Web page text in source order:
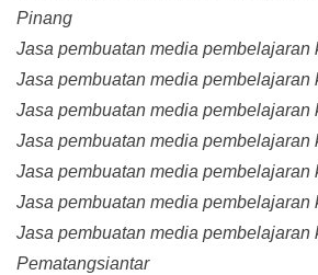
Pinang
Jasa pembuatan media pembelajaran
Jasa pembuatan media pembelajaran
Jasa pembuatan media pembelajaran
Jasa pembuatan media pembelajaran
Jasa pembuatan media pembelajaran
Jasa pembuatan media pembelajaran
Jasa pembuatan media pembelajaran
Pematangsiantar